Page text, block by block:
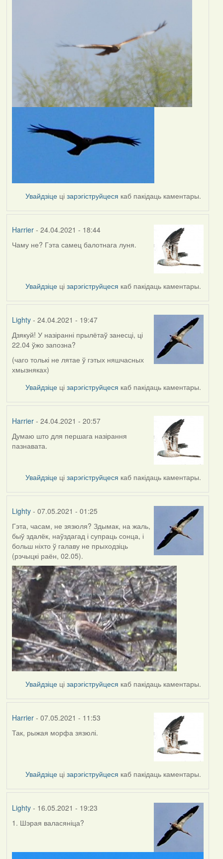
Увайдзіце цізарэгіструйцеся каб пакідаць каментары.
Harrier- 24.04.2021 - 18:44
Чаму не? Гэта самец балотнага луня.
Увайдзіце цізарэгіструйцеся каб пакідаць каментары.
Lighty- 24.04.2021 - 19:47
In
reply
to
by
Дзякуй! У назіранні прылётаў занесці, ці
22.04 ўжо запозна?
(чаго толькі не лятае ў гэтых няшчасных
хмызняках)
Увайдзіце цізарэгіструйцеся каб пакідаць каментары.
Harrier- 24.04.2021 - 20:57
In
reply
Lighty
Думаю што для першага назірання
пазнавата.
Увайдзіце цізарэгіструйцеся каб пакідаць каментары.
Lighty- 07.05.2021 - 01:25
Гэта, часам, не зязюля? Здымак, на жаль,
быў здалёк, наўздагад і супраць сонца, і
больш ніхто ў галаву не прыходзіць
(рэчыцкі раён, 02.05).
Увайдзіце цізарэгіструйцеся каб пакідаць каментары.
Harrier- 07.05.2021 - 11:53
In
Lighty
Так, рыжая морфа зязюлі.
Увайдзіце цізарэгіструйцеся каб пакідаць каментары.
Lighty- 16.05.2021 - 19:23
1. Шэрая валасяніца?